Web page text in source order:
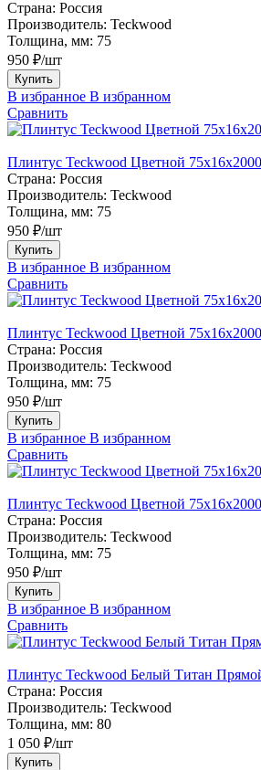
Страна: Россия
Производитель: Teckwood
Толщина, мм: 75
950 ₽/шт
Купить
В избранное В избранном
Сравнить
Плинтус Teckwood Цветной
Страна: Россия
Производитель: Teckwood
Толщина, мм: 75
950 ₽/шт
Купить
В избранное В избранном
Сравнить
Плинтус Teckwood Цветной
Страна: Россия
Производитель: Teckwood
Толщина, мм: 75
950 ₽/шт
Купить
В избранное В избранном
Сравнить
Плинтус Teckwood Цветной
Страна: Россия
Производитель: Teckwood
Толщина, мм: 75
950 ₽/шт
Купить
В избранное В избранном
Сравнить
Плинтус Teckwood Белый Титан
Страна: Россия
Производитель: Teckwood
Толщина, мм: 80
1 050 ₽/шт
Купить